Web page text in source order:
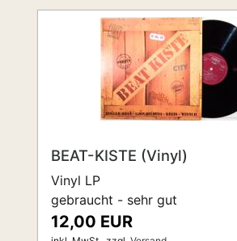
BEAT-KISTE (Vinyl)
Vinyl LP
gebraucht - sehr gut
12,00 EUR